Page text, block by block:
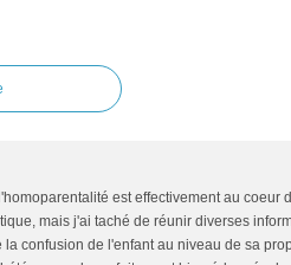
est effectivement au coeur
mais j'ai taché de réunir diverses
la confusion de l'enfant au niveau de sa